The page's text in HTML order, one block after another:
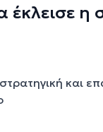
η
και